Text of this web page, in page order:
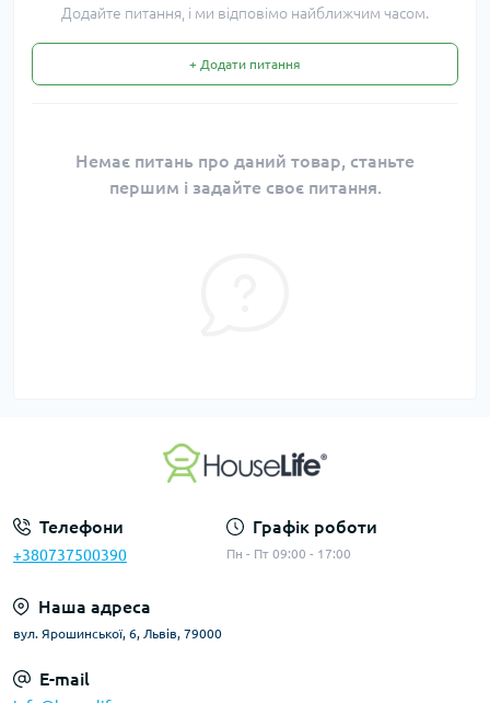
Додайте питання, і ми відповімо найближчим часом.
+ Додати питання
Немає питань про даний товар, станьте
першим і задайте своє питання.
Телефони
+380737500390
Графік роботи
Пн - Пт 09:00 - 17:00
Наша адреса
вул. Ярошинської, 6, Львів, 79000
E-mail